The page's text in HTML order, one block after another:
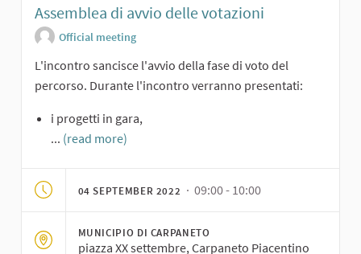
Assemblea di avvio delle votazioni
Official meeting
L'incontro sancisce l'avvio della fase di voto del
percorso. Durante l'incontro verranno presentati:
i progetti in gara,
... (read more)
04 SEPTEMBER 2022 · 09:00 - 10:00
MUNICIPIO DI CARPANETO
piazza XX settembre, Carpaneto Piacentino